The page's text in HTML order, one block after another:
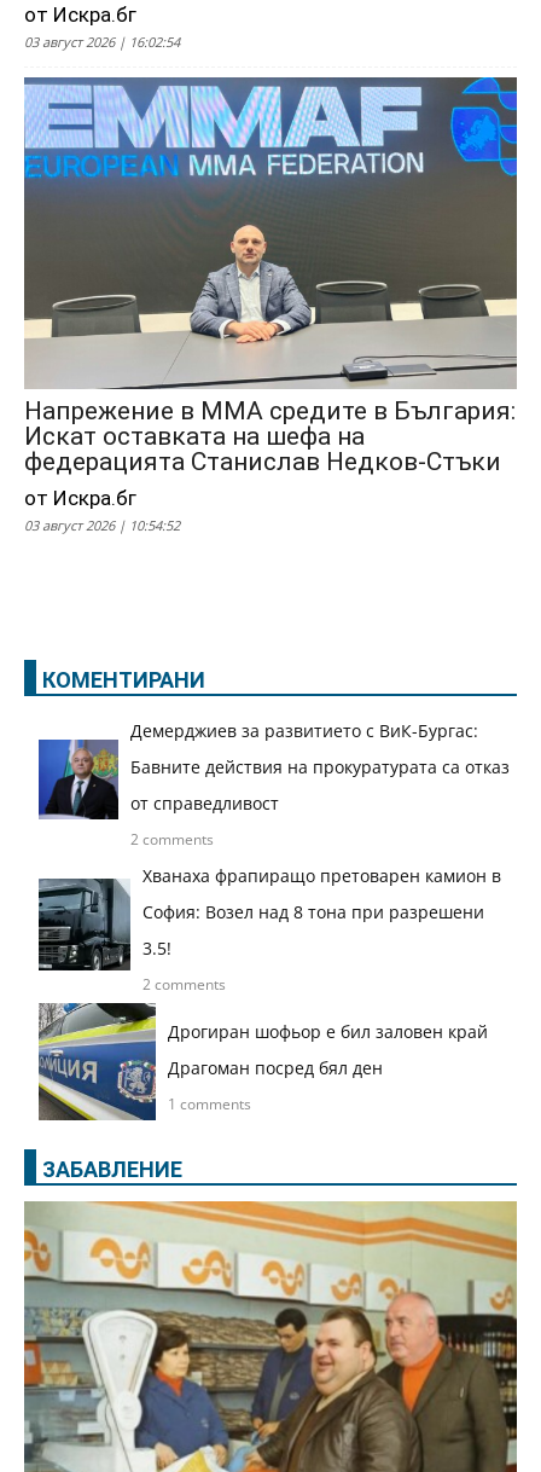
от Искра.бг
03 август 2026 | 16:02:54
Напрежение в ММА средите в България:
Искат оставката на шефа на
федерацията Станислав Недков-Стъки
от Искра.бг
03 август 2026 | 10:54:52
КОМЕНТИРАНИ
Демерджиев за развитието с ВиК-Бургас:
Бавните действия на прокуратурата са отказ
от справедливост
2 comments
Хванаха фрапиращо претоварен камион в
София: Возел над 8 тона при разрешени
3.5!
2 comments
Дрогиран шофьор е бил заловен край
Драгоман посред бял ден
1 comments
ЗАБАВЛЕНИЕ